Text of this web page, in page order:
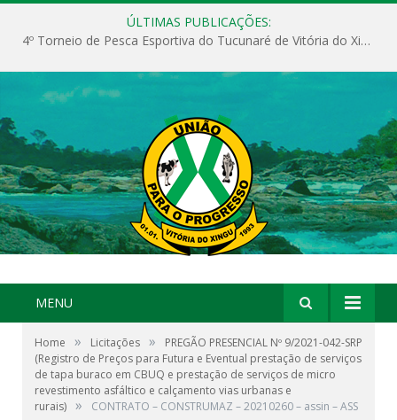
ÚLTIMAS PUBLICAÇÕES:
4º Torneio de Pesca Esportiva do Tucunaré de Vitória do Xingu
MENU
Home » Licitações »
PREGÃO PRESENCIAL Nº 9/2021-042-SRP
(Registro de Preços para Futura e Eventual prestação de serviços
de tapa buraco em CBUQ e prestação de serviços de micro
revestimento asfáltico e calçamento vias urbanas e
rurais) » CONTRATO – CONSTRUMAZ – 20210260 – assin – ASS